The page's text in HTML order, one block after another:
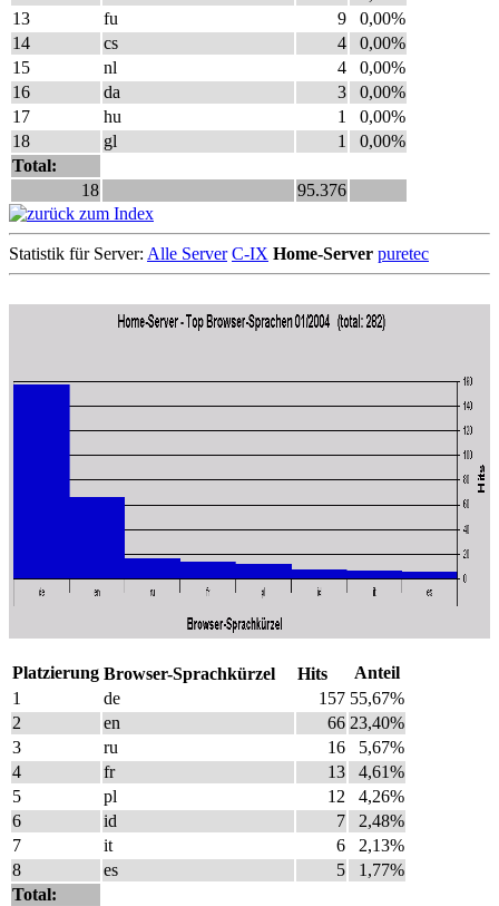
13
fu 9
0,00%
14
cs 4
0,00%
15
nl 4
0,00%
16
da 3
0,00%
17
hu 1
0,00%
18
gl 1
0,00%
Total:
18
95.376
Statistik für Server: Alle Server C-IX Home-Server puretec
Platzierung Browser-Sprachkürzel Hits
Anteil
1
de 157 55,67%
2
en 66 23,40%
3
ru 16
5,67%
4
fr 13
4,61%
5
pl 12
4,26%
6
id 7
2,48%
7
it 6
2,13%
8
es 5
1,77%
Total: